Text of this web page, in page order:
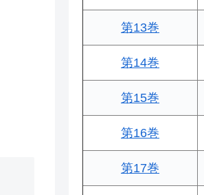
第13巻
第14巻
第15巻
第16巻
第17巻